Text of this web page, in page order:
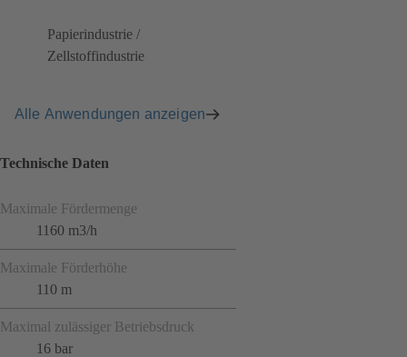
Papierindustrie /
Zellstoffindustrie
Alle Anwendungen anzeigen
Technische Daten
Maximale Fördermenge
1160 m3/h
Maximale Förderhöhe
110 m
Maximal zulässiger Betriebsdruck
16 bar